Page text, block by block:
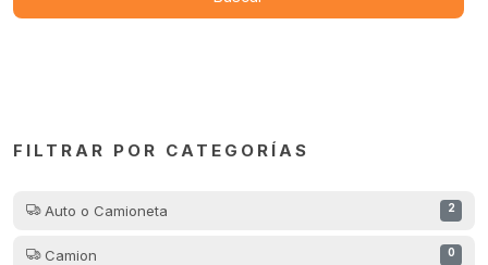
FILTRAR POR CATEGORÍAS
Auto o Camioneta 2
Camion 0